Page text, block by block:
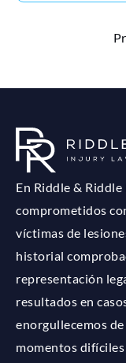
En Riddle &
comprometidos
víctimas de
historial
representación
resultados en
enorgullecemos
momentos